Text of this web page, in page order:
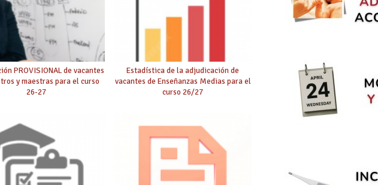
PROVISIONAL de vacantes
y maestras para el curso
26-27
Estadística de la adjudicación de
vacantes de Enseñanzas Medias para el
curso 26/27